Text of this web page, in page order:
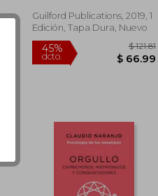
(en Inglés)
Guilford Publications, 2019, 1
Edición, Tapa Dura, Nuevo